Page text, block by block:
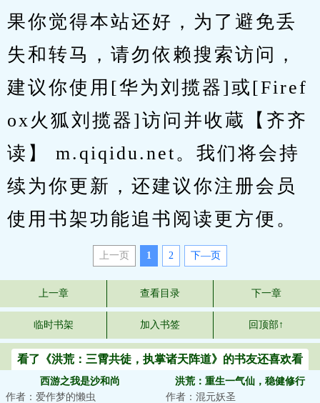
果你觉得本站还好，为了避免丢
失和转马，请勿依赖搜索访问，
建议你使用[华为刘揽器]或[Firef
ox火狐刘揽器]访问并收蔵【齐齐
读】 m.qiqidu.net。我们将会持
续为你更新，还建议你注册会员
使用书架功能追书阅读更方便。
上一页 1 2 下—页
上一章 查看目录 下一章
临时书架 加入书签 回顶部↑
看了《洪荒：三霄共徒，执掌诸天阵道》的书友还喜欢看
西游之我是沙和尚
作者：爱作梦的懒虫
洪荒：重生一气仙，稳健修行
作者：混元妖圣